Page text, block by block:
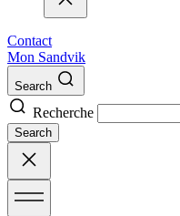
Contact
Mon Sandvik
Search
Recherche
Search